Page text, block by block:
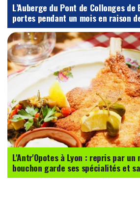
L’Auberge du Pont de Collonges
portes pendant un mois en raison
L'Antr'Opotes à Lyon : repris par un
bouchon garde ses spécialités et